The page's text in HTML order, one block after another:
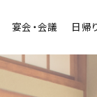
宴会・会議 日帰